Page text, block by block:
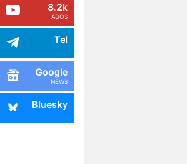
8.2k
ABOS
Tel
Google
NEWS
Bluesky